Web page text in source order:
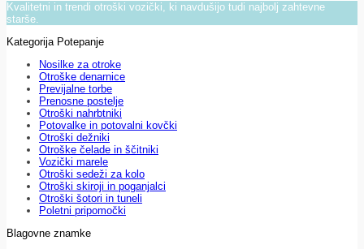
Kvalitetni in trendi otroški vozički, ki navdušijo tudi najbolj zahtevne
starše.
Kategorija Potepanje
Nosilke za otroke
Otroške denarnice
Previjalne torbe
Prenosne postelje
Otroški nahrbtniki
Potovalke in potovalni kovčki
Otroški dežniki
Otroške čelade in ščitniki
Vozički marele
Otroški sedeži za kolo
Otroški skiroji in poganjalci
Otroški šotori in tuneli
Poletni pripomočki
Blagovne znamke